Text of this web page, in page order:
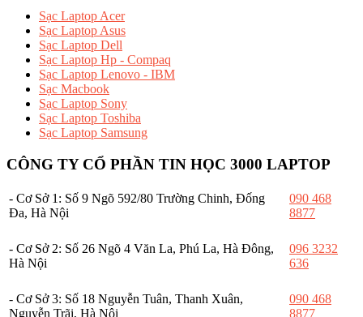
Sạc Laptop Acer
Sạc Laptop Asus
Sạc Laptop Dell
Sạc Laptop Hp - Compaq
Sạc Laptop Lenovo - IBM
Sạc Macbook
Sạc Laptop Sony
Sạc Laptop Toshiba
Sạc Laptop Samsung
CÔNG TY CỔ PHẦN TIN HỌC 3000 LAPTOP
- Cơ Sở 1: Số 9 Ngõ 592/80 Trường Chinh, Đống
Đa, Hà Nội
090 468
8877
- Cơ Sở 2: Số 26 Ngõ 4 Văn La, Phú La, Hà Đông,
Hà Nội
096 3232
636
- Cơ Sở 3: Số 18 Nguyễn Tuân, Thanh Xuân,
Nguyễn Trãi, Hà Nội
090 468
8877